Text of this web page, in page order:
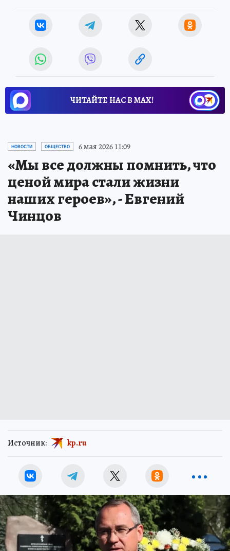
ЧИТАЙТЕ НАС В МАХ!
НОВОСТИ ОБЩЕСТВО 6 мая 2026 11:09
«Мы все должны помнить, что
ценой мира стали жизни
наших героев», - Евгений
Чинцов
Источник: kp.ru